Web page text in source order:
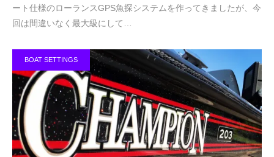
ート仕様のローランスGPS魚探システムを作ってきましたが、今
回は間違いなく最大級にして…
BOAT SETTINGS